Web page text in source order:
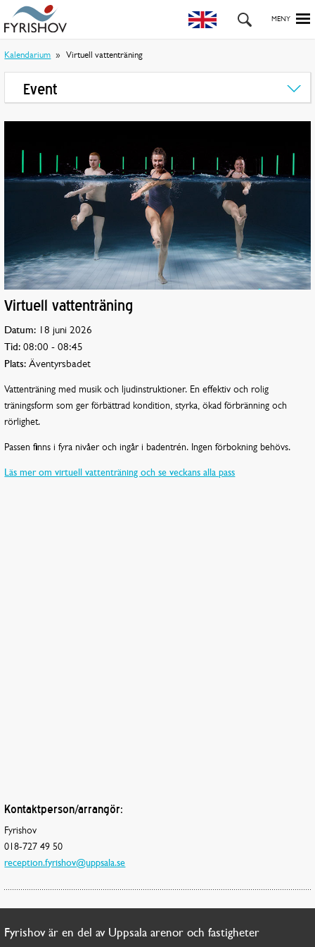
Kalendarium Virtuell vattenträning
Event
Virtuell vattenträning
Datum: 18 juni 2026
Tid: 08:00 - 08:45
Plats: Äventyrsbadet
Vattenträning med musik och ljudinstruktioner. En effektiv och rolig
träningsform som ger förbättrad kondition, styrka, ökad förbränning och
rörlighet.
Passen finns i fyra nivåer och ingår i badentrén. Ingen förbokning behövs.
Läs mer om virtuell vattenträning och se veckans alla pass
Kontaktperson/arrangör:
Fyrishov
018-727 49 50
reception.fyrishov@uppsala.se
Fyrishov är en del av Uppsala arenor och fastigheter